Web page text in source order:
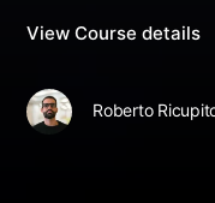
View Course details
Roberto